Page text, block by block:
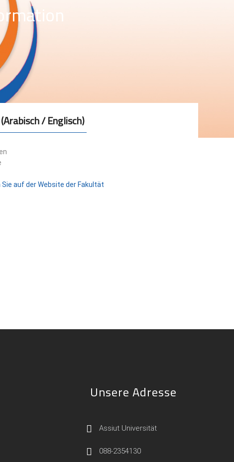
/ Englisch)
auf der Website der Fakultät
Unsere Adresse
Assiut Universität
088-2354130